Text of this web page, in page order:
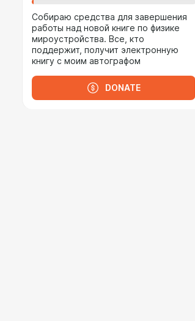
Собираю средства для завершения
работы над новой книге по физике
мироустройства. Все, кто
поддержит, получит электронную
книгу с моим автографом
DONATE